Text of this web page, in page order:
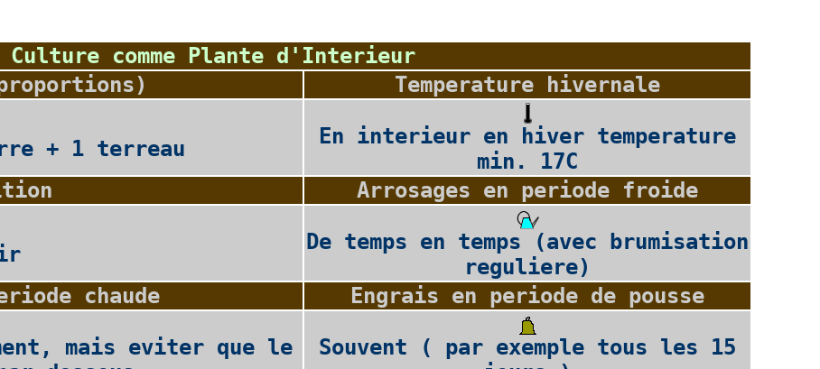
Culture comme Plante d'Interieur
Temperature hivernale
+ 1 terreau
En interieur en hiver temperature
min. 17C
Arrosages en periode froide
De temps en temps (avec brumisation
reguliere)
chaude
Engrais en periode de pousse
mais eviter que le
Souvent ( par exemple tous les 15